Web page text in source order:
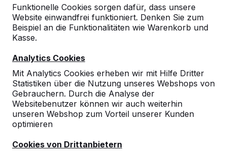
Funktionelle Cookies sorgen dafür, dass unsere
Website einwandfrei funktioniert. Denken Sie zum
Beispiel an die Funktionalitäten wie Warenkorb und
Kasse.
Analytics Cookies
Mit Analytics Cookies erheben wir mit Hilfe Dritter
Statistiken über die Nutzung unseres Webshops von
Gebrauchern. Durch die Analyse der
Websitebenutzer können wir auch weiterhin
unseren Webshop zum Vorteil unserer Kunden
optimieren
Cookies von Drittanbietern
Zeige alles
Picknicksets
Tischtennistische